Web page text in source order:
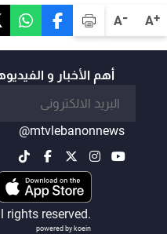
A+
A-
أهم الأخبار و
@mtvlebanonnews
rights reserved.
powered by koein